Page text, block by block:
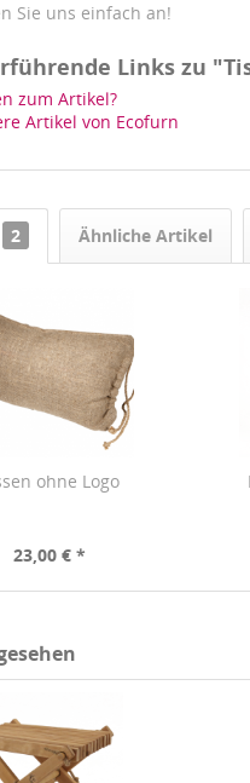
Sie uns einfach an!
Links zu
zum Artikel?
Artikel von Ecofurn
2 Ähnliche Artikel
ohne Logo
23,00 € *